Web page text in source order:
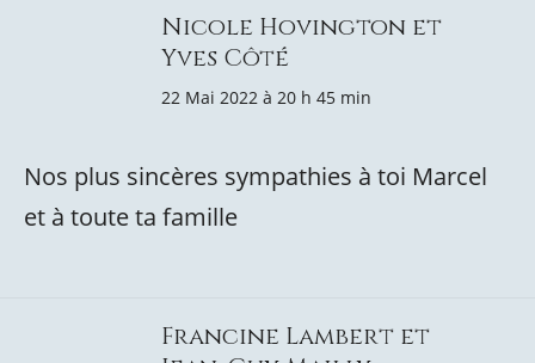
Nicole Hovington et
Yves Côté
22 Mai 2022 à 20 h 45 min
Nos plus sincères sympathies à toi Marcel
et à toute ta famille
Francine Lambert et